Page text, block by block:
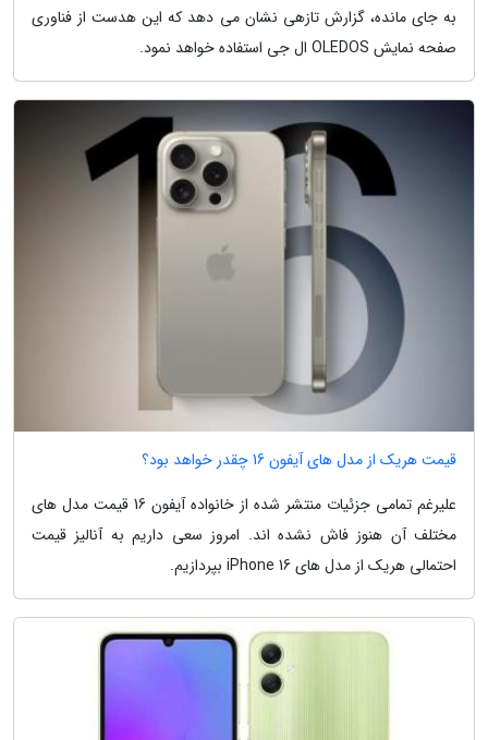
به جای مانده، گزارش تازهی نشان می دهد که این هدست از فناوری
صفحه نمایش OLEDOS ال جی استفاده خواهد نمود.
قیمت هریک از مدل های آیفون 16 چقدر خواهد بود؟
علیرغم تمامی جزئیات منتشر شده از خانواده آیفون 16 قیمت مدل های
مختلف آن هنوز فاش نشده اند. امروز سعی داریم به آنالیز قیمت
احتمالی هریک از مدل های iPhone 16 بپردازیم.